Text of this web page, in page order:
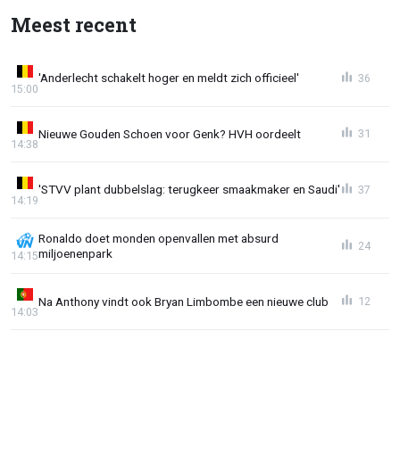
Meest recent
'Anderlecht schakelt hoger en meldt zich officieel'
15:00
36
Nieuwe Gouden Schoen voor Genk? HVH oordeelt
14:38
31
'STVV plant dubbelslag: terugkeer smaakmaker en Saudi'
14:19
37
Ronaldo doet monden openvallen met absurd
miljoenenpark
14:15
24
Na Anthony vindt ook Bryan Limbombe een nieuwe club
14:03
12